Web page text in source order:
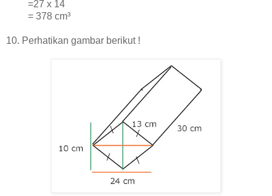
=27 x 14
= 378 cm³
10. Perhatikan gambar berikut !